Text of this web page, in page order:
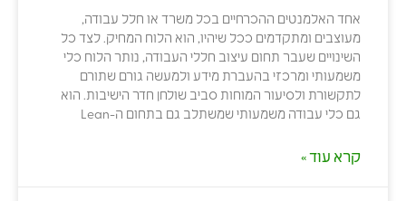
אחד האלמנטים ההכרחיים בכל משרד או חלל עבודה,
מעוצבים ומתקדמים ככל שיהיו, הוא הלוח המחיק. לצד כל
השינויים שעבר תחום עיצוב חללי העבודה, נותר הלוח כלי
משמעותי ומרכזי בהעברת מידע ולמעשה גורם שתורם
לתקשורת ולסיעור המוחות סביב שולחן חדר הישיבות. הוא
גם כלי עבודה משמעותי שמשתלב גם בתחום ה-Lean
קרא עוד »